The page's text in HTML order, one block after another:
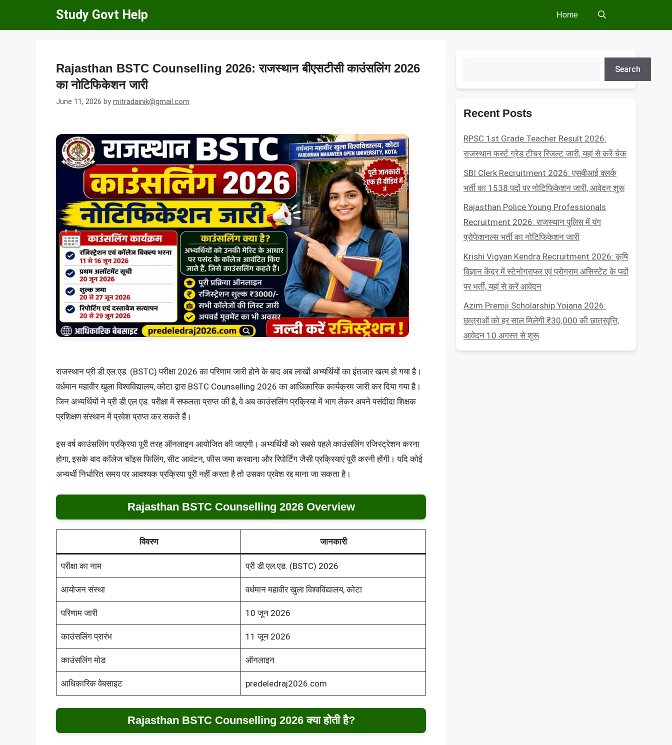
Study Govt Help Home
Rajasthan BSTC Counselling 2026: राजस्थान बीएसटीसी काउंसलिंग 2026
का नोटिफिकेशन जारी
June 11, 2026 by mitradainik@gmail.com
राजस्थान प्री डी.एल.एड. (BSTC) परीक्षा 2026 का परिणाम जारी होने के बाद अब लाखों अभ्यर्थियों का इंतजार खत्म हो गया है।
वर्धमान महावीर खुला विश्वविद्यालय, कोटा द्वारा BSTC Counselling 2026 का आधिकारिक कार्यक्रम जारी कर दिया गया है।
जिन अभ्यर्थियों ने प्री डी.एल.एड. परीक्षा में सफलता प्राप्त की है, वे अब काउंसलिंग प्रक्रिया में भाग लेकर अपने पसंदीदा शिक्षक
प्रशिक्षण संस्थान में प्रवेश प्राप्त कर सकते हैं।
इस वर्ष काउंसलिंग प्रक्रिया पूरी तरह ऑनलाइन आयोजित की जाएगी। अभ्यर्थियों को सबसे पहले काउंसलिंग रजिस्ट्रेशन करना
होगा, इसके बाद कॉलेज चॉइस फिलिंग, सीट आवंटन, फीस जमा करवाना और रिपोर्टिंग जैसी प्रक्रियाएं पूरी करनी होंगी। यदि कोई
अभ्यर्थी निर्धारित समय पर आवश्यक प्रक्रिया पूरी नहीं करता है तो उसका प्रवेश रद्द माना जा सकता है।
Rajasthan BSTC Counselling 2026 Overview
विवरण जानकारी
परीक्षा का नाम प्री डी.एल.एड. (BSTC) 2026
आयोजन संस्था वर्धमान महावीर खुला विश्वविद्यालय, कोटा
परिणाम जारी 10 जून 2026
काउंसलिंग प्रारंभ 11 जून 2026
काउंसलिंग मोड ऑनलाइन
आधिकारिक वेबसाइट predeledraj2026.com
Rajasthan BSTC Counselling 2026 क्या होती है?
Search
Recent Posts
RPSC 1st Grade Teacher Result 2026:
राजस्थान फर्स्ट ग्रेड टीचर रिजल्ट जारी, यहां से करें चेक
SBI Clerk Recruitment 2026: एसबीआई क्लर्क
भर्ती का 1538 पदों पर नोटिफिकेशन जारी, आवेदन शुरू
Rajasthan Police Young Professionals
Recruitment 2026: राजस्थान पुलिस में यंग
प्रोफेशनल्स भर्ती का नोटिफिकेशन जारी
Krishi Vigyan Kendra Recruitment 2026: कृषि
विज्ञान केंद्र में स्टेनोग्राफर एवं प्रोग्राम असिस्टेंट के पदों
पर भर्ती, यहां से करें आवेदन
Azim Premji Scholarship Yojana 2026:
छात्राओं को हर साल मिलेगी ₹30,000 की छात्रवृत्ति,
आवेदन 10 अगस्त से शुरू